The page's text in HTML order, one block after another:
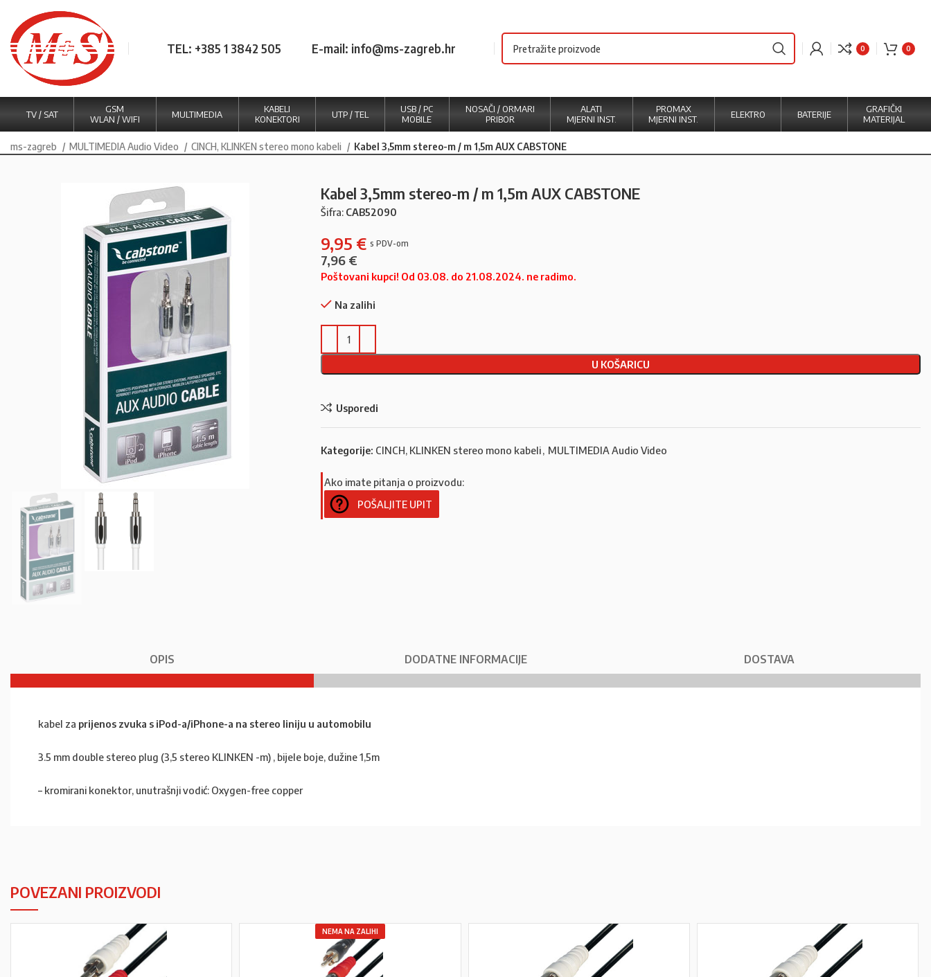
TEL: +385 1 3842 505 E-mail: info@ms-zagreb.hr 0 0
TV / SAT
GSM
WLAN / WIFI
MULTIMEDIA
KABELI
KONEKTORI
UTP / TEL
USB / PC
MOBILE
NOSAČI / ORMARI
PRIBOR
ALATI
MJERNI INST.
PROMAX
MJERNI INST.
ELEKTRO BATERIJE
GRAFIČKI
MATERIJAL
ms-zagreb MULTIMEDIA Audio Video CINCH, KLINKEN stereo mono kabeli Kabel 3,5mm stereo-m / m 1,5m AUX CABSTONE
Kabel 3,5mm stereo-m / m 1,5m AUX CABSTONE
Šifra: CAB52090
9,95 €
7,96 €
Poštovani kupci! Od 03.08. do 21.08.2024. ne radimo.
Na zalihi
U KOŠARICU
Usporedi
Kategorije: CINCH, KLINKEN stereo mono kabeli, MULTIMEDIA Audio Video
Ako imate pitanja o proizvodu:
POŠALJITE UPIT
OPIS DODATNE INFORMACIJE DOSTAVA
kabel za prijenos zvuka s iPod-a/iPhone-a na stereo liniju u automobilu
3.5 mm double stereo plug (3,5 stereo KLINKEN -m) , bijele boje, dužine 1,5m
– kromirani konektor, unutrašnji vodić: Oxygen-free copper
POVEZANI PROIZVODI
NEMA NA ZALIHI